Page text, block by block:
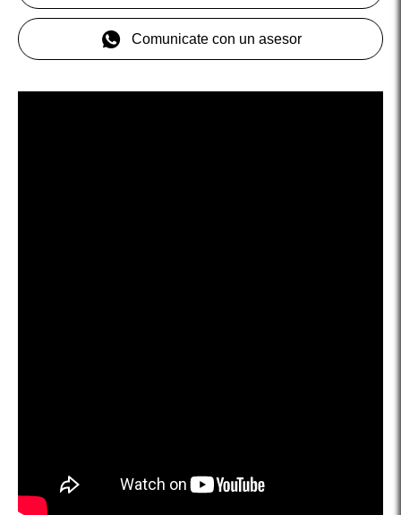
Comunicate con un asesor